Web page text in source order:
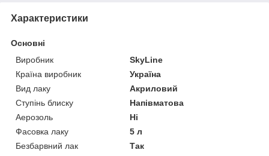
Характеристики
Основні
Виробник
SkyLine
Країна виробник
Україна
Вид лаку
Акриловий
Ступінь блиску
Напівматова
Аерозоль
Ні
Фасовка лаку
5 л
Безбарвний лак
Так